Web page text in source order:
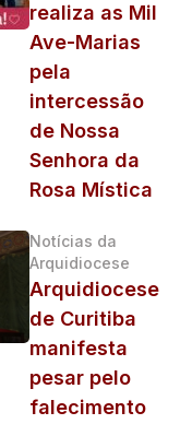
realiza as Mil
Ave-Marias
pela
intercessão
de Nossa
Senhora da
Rosa Mística
Notícias da
Arquidiocese
Arquidiocese
de Curitiba
manifesta
pesar pelo
falecimento